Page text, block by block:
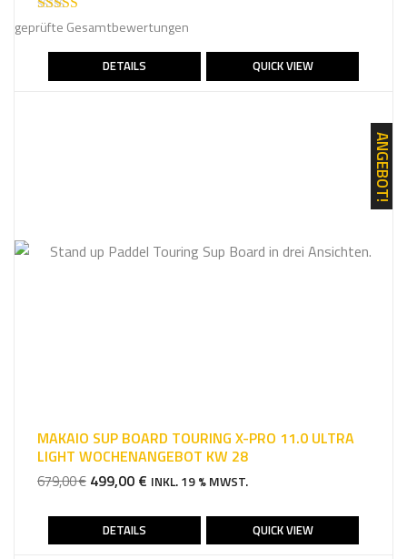
Bewertet mit
geprüfte Gesamtbewertungen
DETAILS QUICK VIEW
ANGEBOT!
MAKAIO SUP BOARD TOURING X-PRO 11.0 ULTRA
LIGHT WOCHENANGEBOT KW 28
679,00€ URSPRÜNGLICHER
WAR:
679,00 €
499,00 € AKTUELLER
IST:
499,00 €.
INKL. 19 % MWST.
DETAILS QUICK VIEW